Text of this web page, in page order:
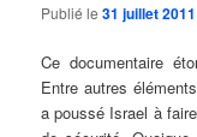
Publié le31 juillet 2011
Ce documentaire
Entre autres
a poussé Israel à